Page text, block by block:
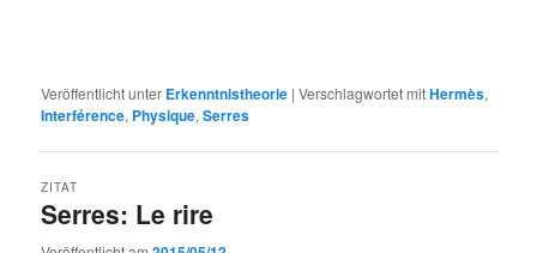
Veröffentlicht unter Erkenntnistheorie |Verschlagwortet mitHermès,
Interférence, Physique,Serres
Serres: Le rire
ZITAT